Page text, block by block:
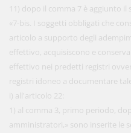
11) dopo il comma 7 è aggiunto il
«7-bis. I soggetti obbligati che
articolo a supporto degli
effettivo, acquisiscono e
effettivo nei predetti registri
registri idoneo a documentare
i) all'articolo 22:
1) al comma 3, primo periodo,
amministratori,» sono inserite le